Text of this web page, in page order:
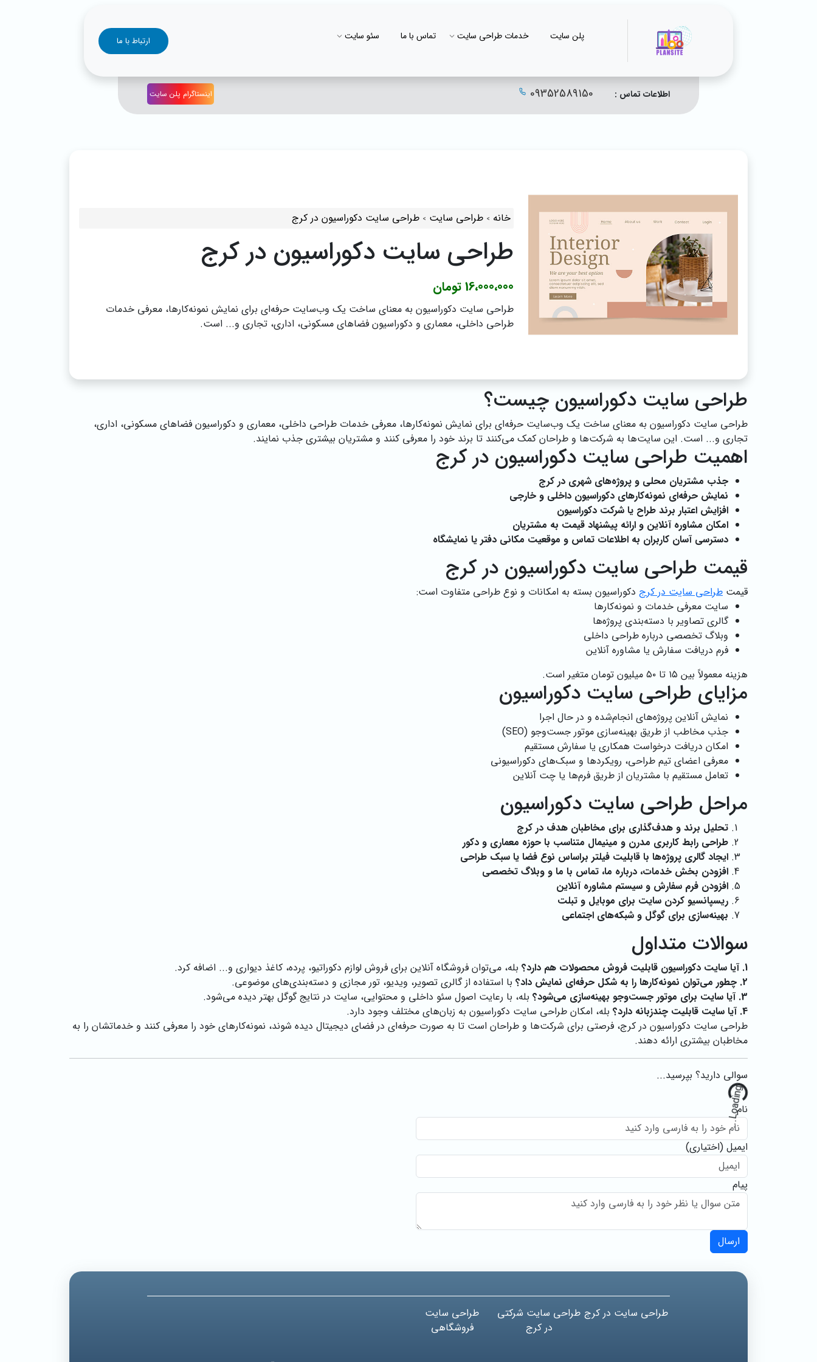
پلن سایت خدمات طراحی سایت تماس با ما سئو سایت ارتباط با ما
اطلاعات تماس : 09352589150 اینستاگرام پلن سایت
خانه طراحی سایت طراحی سایت دکوراسیون در کرج
طراحی سایت دکوراسیون در کرج
16،000،000 تومان
طراحی سایت دکوراسیون به معنای ساخت یک وب‌سایت حرفه‌ای برای نمایش نمونه‌کارها، معرفی خدمات
طراحی داخلی، معماری و دکوراسیون فضاهای مسکونی، اداری، تجاری و... است.
طراحی سایت دکوراسیون چیست؟
طراحی سایت دکوراسیون به معنای ساخت یک وب‌سایت حرفه‌ای برای نمایش نمونه‌کارها، معرفی خدمات طراحی داخلی، معماری و دکوراسیون فضاهای مسکونی، اداری،
تجاری و... است. این سایت‌ها به شرکت‌ها و طراحان کمک می‌کنند تا برند خود را معرفی کنند و مشتریان بیشتری جذب نمایند.
اهمیت طراحی سایت دکوراسیون در کرج
جذب مشتریان محلی و پروژه‌های شهری در کرج
نمایش حرفه‌ای نمونه‌کارهای دکوراسیون داخلی و خارجی
افزایش اعتبار برند طراح یا شرکت دکوراسیون
امکان مشاوره آنلاین و ارائه پیشنهاد قیمت به مشتریان
دسترسی آسان کاربران به اطلاعات تماس و موقعیت مکانی دفتر یا نمایشگاه
قیمت طراحی سایت دکوراسیون در کرج
قیمت طراحی سایت در کرج دکوراسیون بسته به امکانات و نوع طراحی متفاوت است:
سایت معرفی خدمات و نمونه‌کارها
گالری تصاویر با دسته‌بندی پروژه‌ها
وبلاگ تخصصی درباره طراحی داخلی
فرم دریافت سفارش یا مشاوره آنلاین
هزینه معمولاً بین ۱۵ تا ۵۰ میلیون تومان متغیر است.
مزایای طراحی سایت دکوراسیون
نمایش آنلاین پروژه‌های انجام‌شده و در حال اجرا
جذب مخاطب از طریق بهینه‌سازی موتور جست‌وجو (SEO)
امکان دریافت درخواست همکاری یا سفارش مستقیم
معرفی اعضای تیم طراحی، رویکردها و سبک‌های دکوراسیونی
تعامل مستقیم با مشتریان از طریق فرم‌ها یا چت آنلاین
مراحل طراحی سایت دکوراسیون
تحلیل برند و هدف‌گذاری برای مخاطبان هدف در کرج
طراحی رابط کاربری مدرن و مینیمال متناسب با حوزه معماری و دکور
ایجاد گالری پروژه‌ها با قابلیت فیلتر براساس نوع فضا یا سبک طراحی
افزودن بخش خدمات، درباره ما، تماس با ما و وبلاگ تخصصی
افزودن فرم سفارش و سیستم مشاوره آنلاین
ریسپانسیو کردن سایت برای موبایل و تبلت
بهینه‌سازی برای گوگل و شبکه‌های اجتماعی
سوالات متداول
1. آیا سایت دکوراسیون قابلیت فروش محصولات هم دارد؟
بله، می‌توان فروشگاه آنلاین برای فروش لوازم دکوراتیو، پرده، کاغذ دیواری و... اضافه کرد.
2. چطور می‌توان نمونه‌کارها را به شکل حرفه‌ای نمایش داد؟
با استفاده از گالری تصویر، ویدیو، تور مجازی و دسته‌بندی‌های موضوعی.
3. آیا سایت برای موتور جست‌وجو بهینه‌سازی می‌شود؟
بله، با رعایت اصول سئو داخلی و محتوایی، سایت در نتایج گوگل بهتر دیده می‌شود.
4. آیا سایت قابلیت چندزبانه دارد؟
بله، امکان طراحی سایت دکوراسیون به زبان‌های مختلف وجود دارد.
طراحی سایت دکوراسیون در کرج، فرصتی برای شرکت‌ها و طراحان است تا به صورت حرفه‌ای در فضای دیجیتال دیده شوند، نمونه‌کارهای خود را معرفی کنند و خدماتشان را به
مخاطبان بیشتری ارائه دهند.
سوالی دارید؟ بپرسید...
L
...
نام
ایمیل (اختیاری)
پیام
ارسال
طراحی سایت در کرج طراحی سایت شرکتی
در کرج
طراحی سایت
فروشگاهی